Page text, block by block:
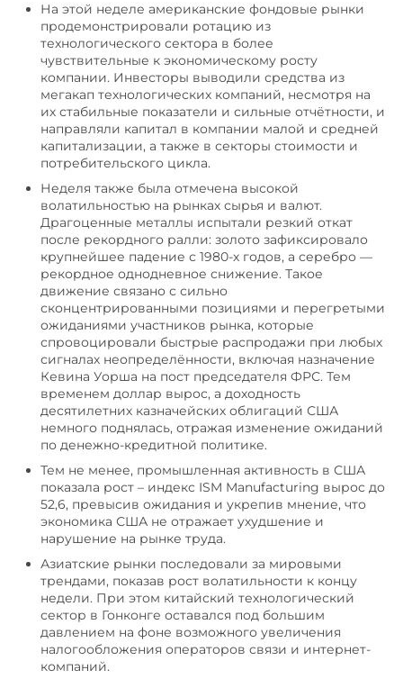
На этой неделе американские фондовые рынки
продемонстрировали ротацию из
технологического сектора в более
чувствительные к экономическому росту
компании. Инвесторы выводили средства из
мегакап технологических компаний, несмотря на
их стабильные показатели и сильные отчётности, и
направляли капитал в компании малой и средней
капитализации, а также в секторы стоимости и
потребительского цикла.
Неделя также была отмечена высокой
волатильностью на рынках сырья и валют.
Драгоценные металлы испытали резкий откат
после рекордного ралли: золото зафиксировало
крупнейшее падение с 1980-х годов, а серебро —
рекордное однодневное снижение. Такое
движение связано с сильно
сконцентрированными позициями и перегретыми
ожиданиями участников рынка, которые
спровоцировали быстрые распродажи при любых
сигналах неопределённости, включая назначение
Кевина Уорша на пост председателя ФРС. Тем
временем доллар вырос, а доходность
десятилетних казначейских облигаций США
немного поднялась, отражая изменение ожиданий
по денежно-кредитной политике.
Тем не менее, промышленная активность в США
показала рост – индекс ISM Manufacturing вырос до
52,6, превысив ожидания и укрепив мнение, что
экономика США не отражает ухудшение и
нарушение на рынке труда.
Азиатские рынки последовали за мировыми
трендами, показав рост волатильности к концу
недели. При этом китайский технологический
сектор в Гонконге оставался под большим
давлением на фоне возможного увеличения
налогообложения операторов связи и интернет-
компаний.